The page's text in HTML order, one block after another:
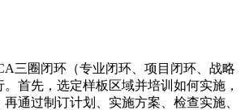
三圈闭环（专业闭环、项目闭环、战略
首先，选定样板区域并培训如何实施，
通过制订计划、实施方案、检查实施、